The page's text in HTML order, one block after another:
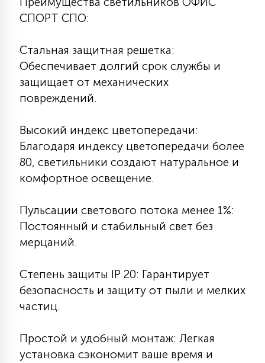
С УПРАВЛЕНИЕМ
АКСЕССУАРЫ
СПОРТ СПО:
Стальная защитная решетка:
Обеспечивает долгий срок службы и
защищает от механических
повреждений.
Высокий индекс цветопередачи:
Благодаря индексу цветопередачи более
80, светильники создают натуральное и
комфортное освещение.
Пульсации светового потока менее 1%:
Постоянный и стабильный свет без
мерцаний.
Степень защиты IP 20: Гарантирует
безопасность и защиту от пыли и мелких
частиц.
Простой и удобный монтаж: Легкая
установка сэкономит ваше время и